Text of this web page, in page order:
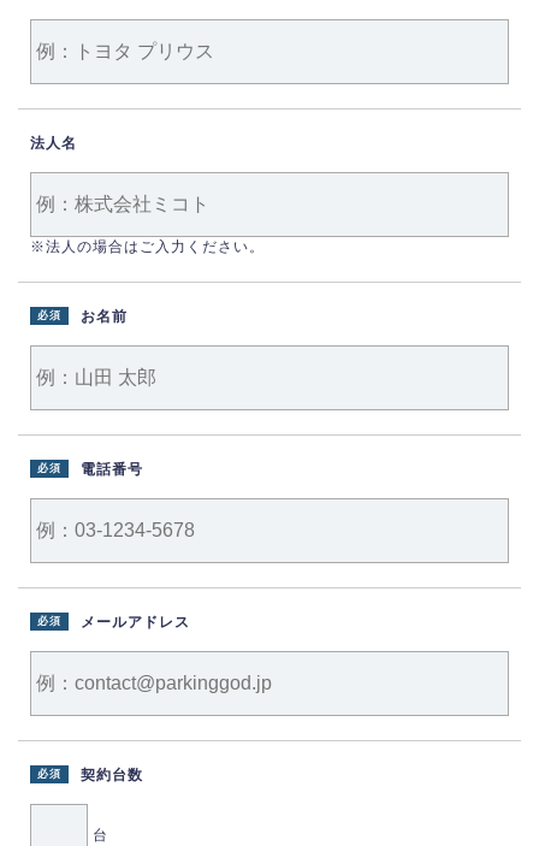
法人名
※法人の場合はご入力ください。
お名前
必須
電話番号
必須
メールアドレス
必須
契約台数
必須
台